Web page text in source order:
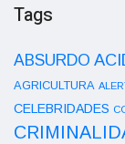
Tags
ABSURDO
AGRICULTURA
CELEBRIDADES